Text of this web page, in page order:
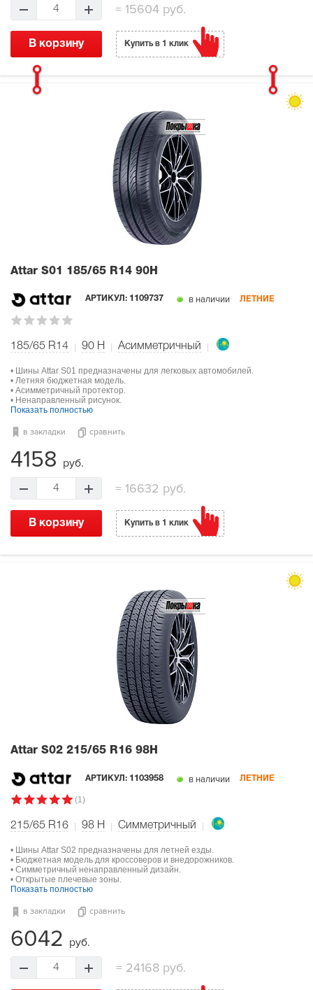
4 = 15604 руб.
В корзину Купить в 1 клик
Attar S01 185/65 R14 90H
АРТИКУЛ: 1109737 в наличии ЛЕТНИЕ
185/65 R14 90 H Асимметричный
• Шины Attar S01 предназначены для легковых автомобилей.
• Летняя бюджетная модель.
• Асимметричный протектор.
• Ненаправленный рисунок.
Показать полностью
в закладки сравнить
4158 руб.
4 = 16632 руб.
В корзину Купить в 1 клик
Attar S02 215/65 R16 98H
АРТИКУЛ: 1103958 в наличии ЛЕТНИЕ
(1)
215/65 R16 98 H Симметричный
• Шины Attar S02 предназначены для летней езды.
• Бюджетная модель для кроссоверов и внедорожников.
• Симметричный ненаправленный дизайн.
• Открытые плечевые зоны.
Показать полностью
в закладки сравнить
6042 руб.
4 =24168 руб.